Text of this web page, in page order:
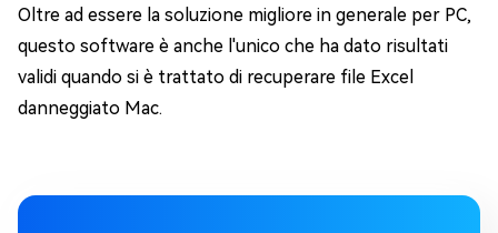
Oltre ad essere la soluzione migliore in generale per PC,
questo software è anche l'unico che ha dato risultati
validi quando si è trattato di recuperare file Excel
danneggiato Mac.